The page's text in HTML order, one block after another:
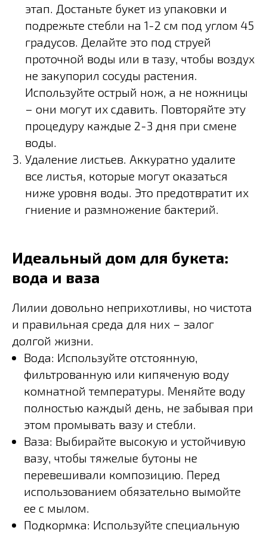
этап. Достаньте букет из упаковки и
подрежьте стебли на 1-2 см под углом 45
градусов. Делайте это под струей
проточной воды или в тазу, чтобы воздух
не закупорил сосуды растения.
Используйте острый нож, а не ножницы
– они могут их сдавить. Повторяйте эту
процедуру каждые 2-3 дня при смене
воды.
Удаление листьев. Аккуратно удалите
все листья, которые могут оказаться
ниже уровня воды. Это предотвратит их
гниение и размножение бактерий.
Идеальный дом для букета:
вода и ваза
Лилии довольно неприхотливы, но чистота
и правильная среда для них – залог
долгой жизни.
Вода: Используйте отстоянную,
фильтрованную или кипяченую воду
комнатной температуры. Меняйте воду
полностью каждый день, не забывая при
этом промывать вазу и стебли.
Ваза: Выбирайте высокую и устойчивую
вазу, чтобы тяжелые бутоны не
перевешивали композицию. Перед
использованием обязательно вымойте
ее с мылом.
Подкормка: Используйте специальную